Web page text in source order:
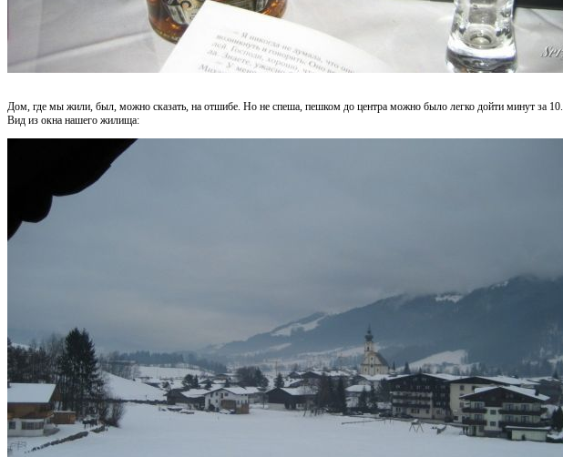
Дом, где мы жили, был, можно сказать, на отшибе. Но не спеша, пешком до центра можно было легко дойти минут за 10.
Вид из окна нашего жилища: